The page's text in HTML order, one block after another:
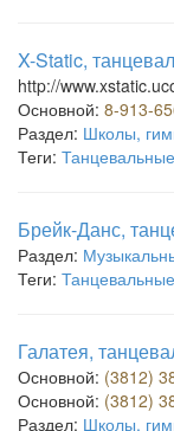
X-Static,
http://
Основной: 8-913-
Раздел: Школы,
Теги:
Брейк-Данс,
Раздел:
Теги:
Галатея,
Основной: (3812)
Основной: (3812)
Раздел: Школы,